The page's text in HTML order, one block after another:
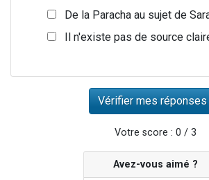
De la Paracha au sujet de
Il n'existe pas de source
Votre score : 0 / 3
Avez-vous aimé ?